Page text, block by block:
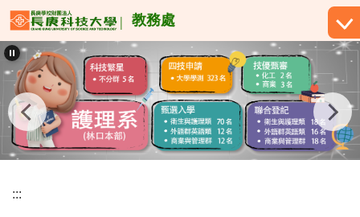
跳
到
主
要
內
容
區
教務處
:::